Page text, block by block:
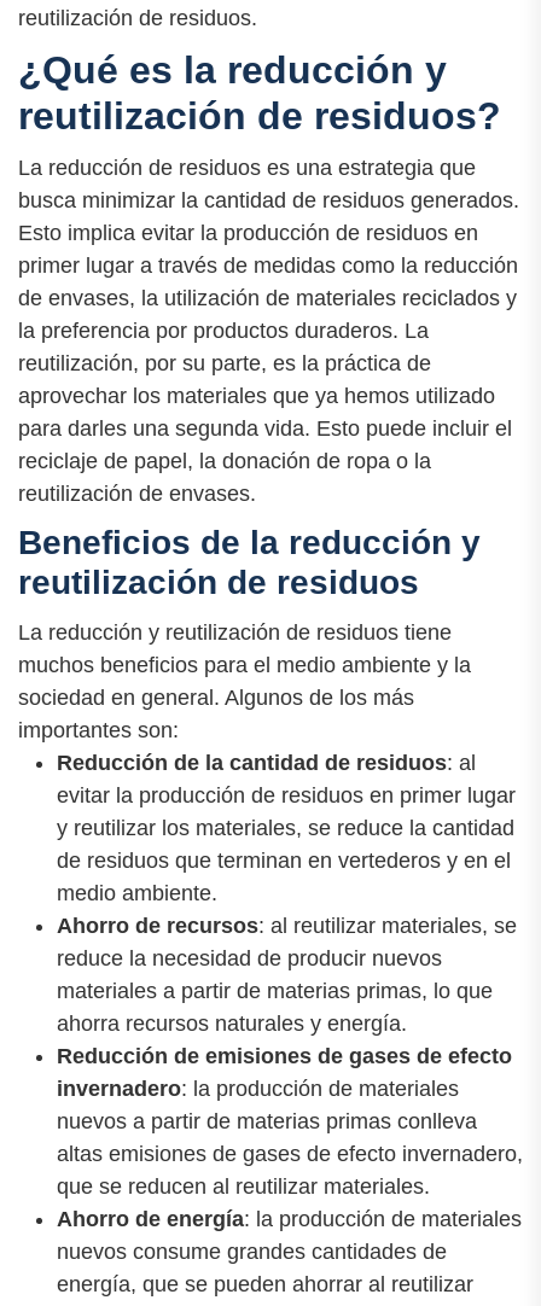
reutilización de residuos.
¿Qué es la reducción y
reutilización de residuos?
La reducción de residuos es una estrategia que
busca minimizar la cantidad de residuos generados.
Esto implica evitar la producción de residuos en
primer lugar a través de medidas como la reducción
de envases, la utilización de materiales reciclados y
la preferencia por productos duraderos. La
reutilización, por su parte, es la práctica de
aprovechar los materiales que ya hemos utilizado
para darles una segunda vida. Esto puede incluir el
reciclaje de papel, la donación de ropa o la
reutilización de envases.
Beneficios de la reducción y
reutilización de residuos
La reducción y reutilización de residuos tiene
muchos beneficios para el medio ambiente y la
sociedad en general. Algunos de los más
importantes son:
Reducción de la cantidad de residuos: al
evitar la producción de residuos en primer lugar
y reutilizar los materiales, se reduce la cantidad
de residuos que terminan en vertederos y en el
medio ambiente.
Ahorro de recursos: al reutilizar materiales, se
reduce la necesidad de producir nuevos
materiales a partir de materias primas, lo que
ahorra recursos naturales y energía.
Reducción de emisiones de gases de efecto
invernadero: la producción de materiales
nuevos a partir de materias primas conlleva
altas emisiones de gases de efecto invernadero,
que se reducen al reutilizar materiales.
Ahorro de energía: la producción de materiales
nuevos consume grandes cantidades de
energía, que se pueden ahorrar al reutilizar